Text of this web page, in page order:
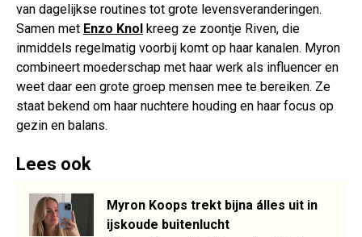
van dagelijkse routines tot grote levensveranderingen.
Samen met Enzo Knol kreeg ze zoontje Riven, die
inmiddels regelmatig voorbij komt op haar kanalen. Myron
combineert moederschap met haar werk als influencer en
weet daar een grote groep mensen mee te bereiken. Ze
staat bekend om haar nuchtere houding en haar focus op
gezin en balans.
Lees ook
Myron Koops trekt bijna álles uit in
ijskoude buitenlucht